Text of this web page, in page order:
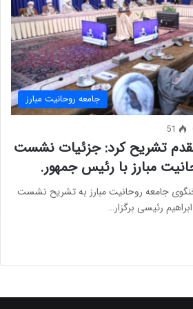
جامعه روحانیت مبارز
51
تشریح کرد: جزئیات نشست
جامعه روحانیت مبارز به تشریح نشست
رئیسی برگزار…